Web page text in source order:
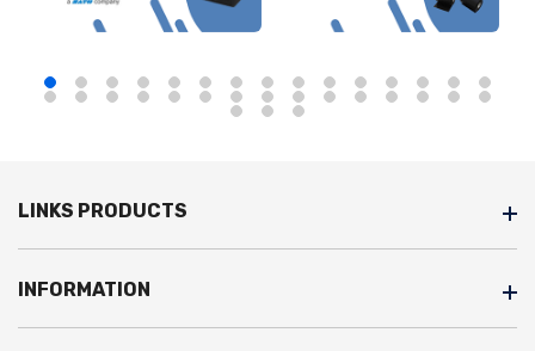
LINKS PRODUCTS
INFORMATION